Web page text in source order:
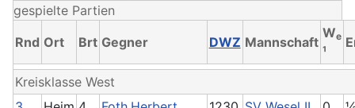
gespielte Partien
Rnd Ort Brt Gegner DWZ Mannschaft
We
¹
Kreisklasse West